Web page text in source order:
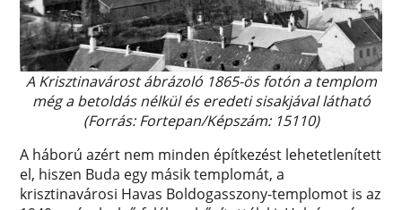
A Krisztinavárost ábrázoló 1865-ös fotón a templom
még a betoldás nélkül és eredeti sisakjával látható
(Forrás: Fortepan/Képszám: 15110)
A háború azért nem minden építkezést lehetetlenített
el, hiszen Buda egy másik templomát, a
krisztinavárosi Havas Boldogasszony-templomot is az